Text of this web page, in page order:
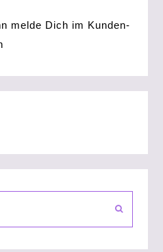
melde Dich im Kunden-